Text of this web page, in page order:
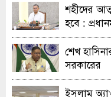
শহীদের
হবে :
শেখ
সরকারের
ইসলাম